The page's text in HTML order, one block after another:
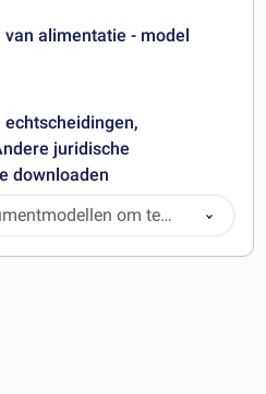
alimentatie - model
juridische
downloaden
om te